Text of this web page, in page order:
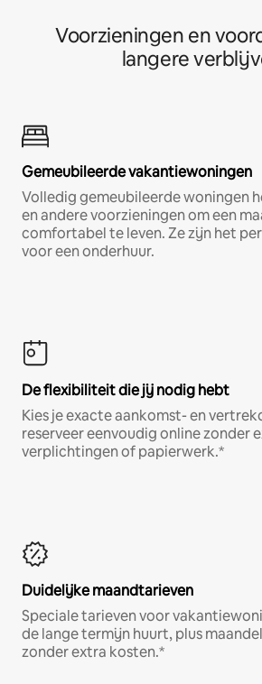
Voorzieningen en
langere
Gemeubileerde vakantiewoningen
Volledig gemeubileerde woningen
en andere voorzieningen om een
comfortabel te leven. Ze zijn het
voor een onderhuur.
De flexibiliteit die jij nodig hebt
Kies je exacte aankomst- en
reserveer eenvoudig online zonder
verplichtingen of papierwerk.*
Duidelijke maandtarieven
Speciale tarieven voor
de lange termijn huurt, plus
zonder extra kosten.*